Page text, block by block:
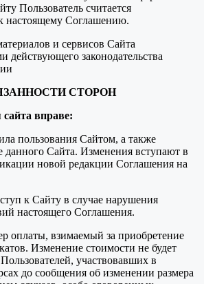
Пользователь считается
настоящему Соглашению.
и сервисов Сайта
действующего законодательства
СТОРОН
вправе:
пользования Сайтом, а также
данного Сайта. Изменения вступают в
новой редакции Соглашения на
к Сайту в случае нарушения
настоящего Соглашения.
оплаты, взимаемый за приобретение
Изменение стоимости не будет
участвовавших в
до сообщения об изменении размера